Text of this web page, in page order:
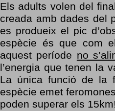
Els adults volen del
creada amb dades del
es produeix el pic
espècie és que com
aquest període no
l’energia que tenen la
La única funció de la
espècie emet
poden superar els